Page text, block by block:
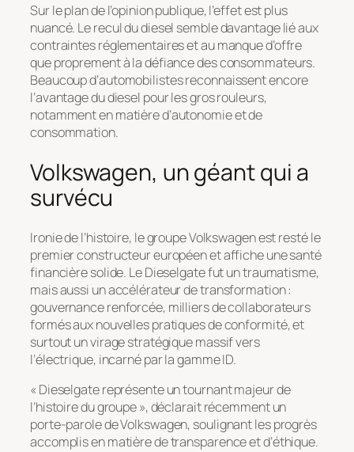
Sur le plan de l’opinion publique, l’effet est plus
nuancé. Le recul du diesel semble davantage lié aux
contraintes réglementaires et au manque d’offre
que proprement à la défiance des consommateurs.
Beaucoup d’automobilistes reconnaissent encore
l’avantage du diesel pour les gros rouleurs,
notamment en matière d’autonomie et de
consommation.
Volkswagen, un géant qui a
survécu
Ironie de l’histoire, le groupe Volkswagen est resté le
premier constructeur européen et affiche une santé
financière solide. Le Dieselgate fut un traumatisme,
mais aussi un accélérateur de transformation :
gouvernance renforcée, milliers de collaborateurs
formés aux nouvelles pratiques de conformité, et
surtout un virage stratégique massif vers
l’électrique, incarné par la gamme ID.
« Dieselgate représente un tournant majeur de
l’histoire du groupe », déclarait récemment un
porte-parole de Volkswagen, soulignant les progrès
accomplis en matière de transparence et d’éthique.